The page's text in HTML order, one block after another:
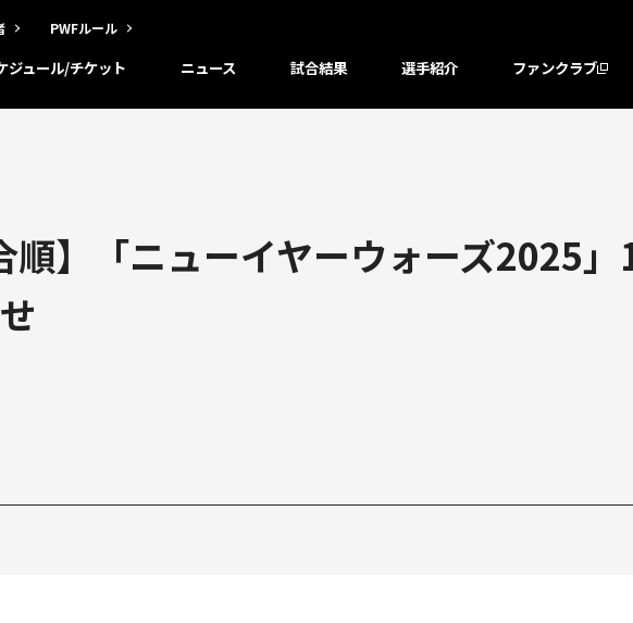
PWFルール
ジュール/チケット ニュース 試合結果 選手紹介 ファンクラブ
順】「ニューイヤーウォーズ2025